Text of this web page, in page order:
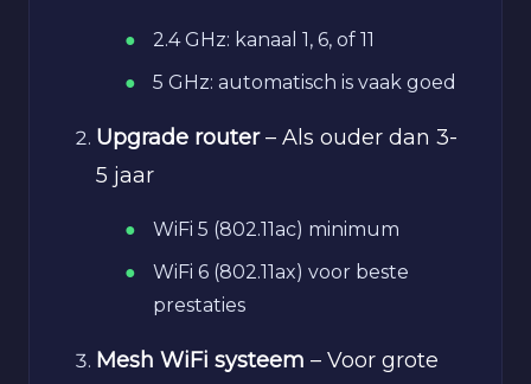
2.4 GHz: kanaal 1, 6, of 11
5 GHz: automatisch is vaak goed
Upgrade router– Als ouder dan 3-
5 jaar
WiFi 5 (802.11ac) minimum
WiFi 6 (802.11ax) voor beste
prestaties
Mesh WiFi systeem – Voor grote